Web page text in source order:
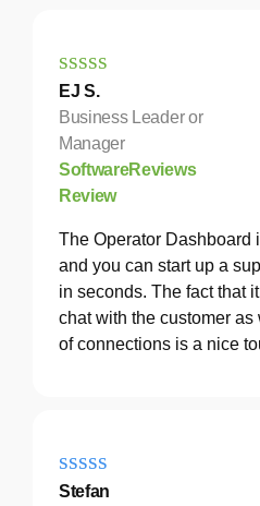
EJ S.
Business Leader or
Manager
SoftwareReviews
Review
The Operator Dashboard
and you can start up a
in seconds. The fact that
chat with the customer as
of connections is a nice
Stefan